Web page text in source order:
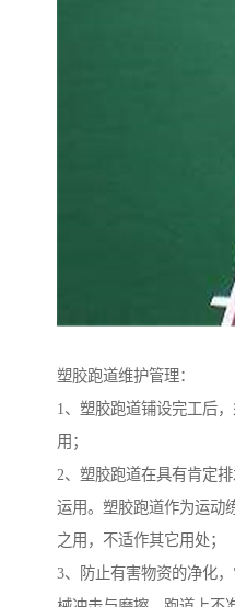
塑胶跑道维护管理：
1、塑胶跑道铺设完工后
用；
2、塑胶跑道在具有肯定
运用。塑胶跑道作为运动
之用，不适作其它用处；
3、防止有害物资的净化